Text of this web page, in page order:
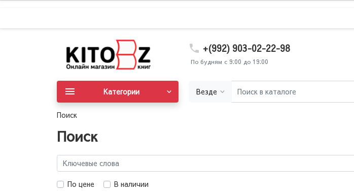
+(992) 903-02-22-98
По будням с 9:00 до 19:00
Везде
Категории
Поиск
Поиск
По цене В наличии